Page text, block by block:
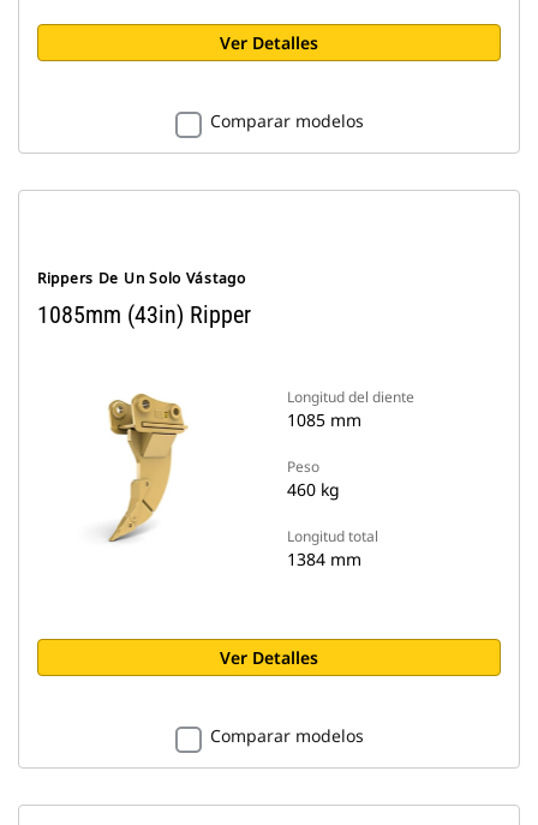
Ver Detalles
Comparar modelos
Rippers De Un Solo Vástago
1085mm (43in) Ripper
Longitud del diente
1085 mm
Peso
460 kg
Longitud total
1384 mm
Ver Detalles
Comparar modelos